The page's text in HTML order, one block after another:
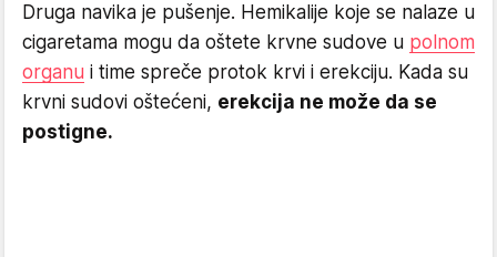
Druga navika je pušenje. Hemikalije koje se nalaze u
cigaretama mogu da oštete krvne sudove u polnom
organu i time spreče protok krvi i erekciju. Kada su
krvni sudovi oštećeni, erekcija ne može da se
postigne.